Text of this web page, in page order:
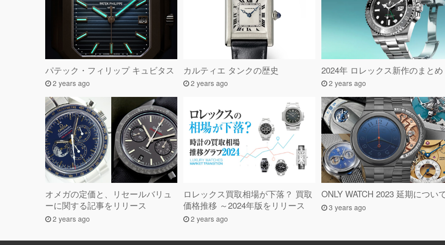
パテック・フィリップ キュビタス
2 years ago
カルティエ タンクの歴史
2 years ago
2024年 ロレックス新作のまとめ
2 years ago
オメガの定価と、リセールバリュ
ーに関する記事をリリース
2 years ago
ロレックス買取相場が下落？ 買取
価格推移 ～2024年版をリリース
2 years ago
ONLY WATCH 2023 延期につい
3 years ago